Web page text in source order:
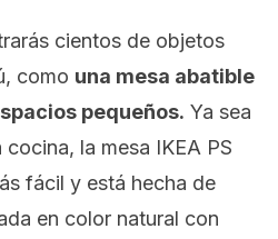
cientos de objetos
como una mesa abatible
pequeños. Ya sea
la mesa IKEA PS
fácil y está hecha de
en color natural con